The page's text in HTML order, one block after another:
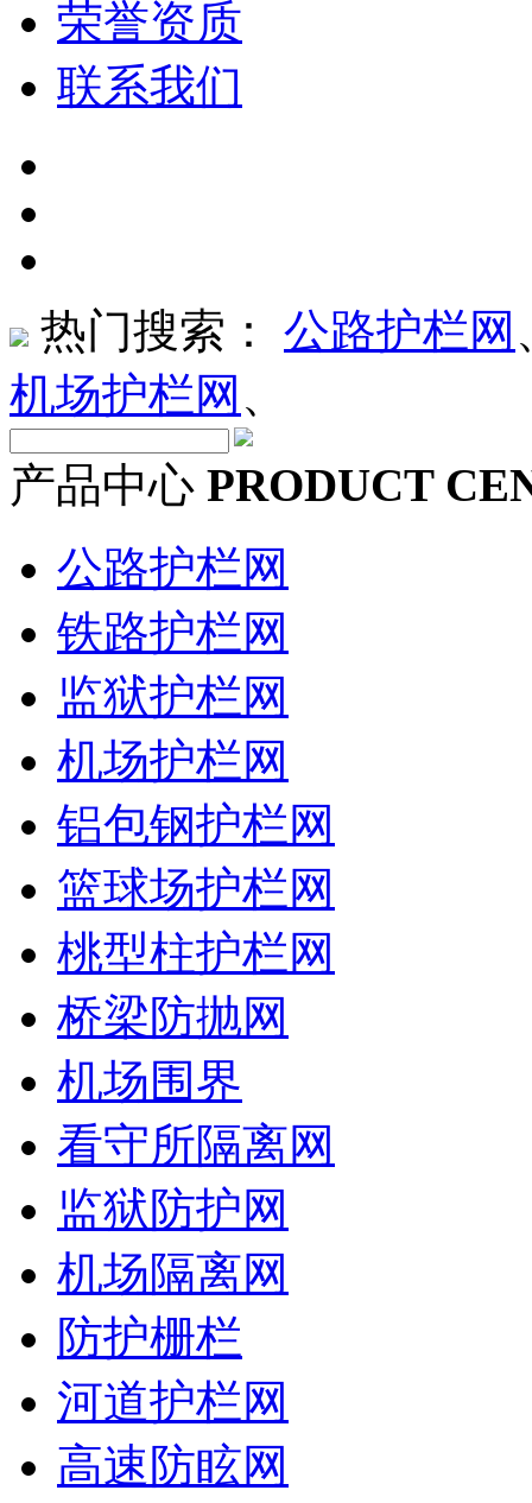
荣誉资质
联系我们
热门搜索： 公路护栏网
机场护栏网 、
产品中心 PRODUCT
公路护栏网
铁路护栏网
监狱护栏网
机场护栏网
铝包钢护栏网
篮球场护栏网
桃型柱护栏网
桥梁防抛网
机场围界
看守所隔离网
监狱防护网
机场隔离网
防护栅栏
河道护栏网
高速防眩网